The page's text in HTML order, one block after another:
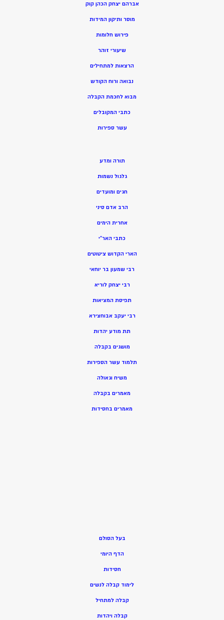
אברהם יצחק הכהן קוק
מוסר ותיקון המידות
פירוש חלומות
שיעורי זוהר
הרצאות למתחילים
נבואה ורוח הקודש
מבוא לחכמת הקבלה
כתבי המקובלים
עשר ספירות
תורה ומדע
גלגול נשמות
חגים ומועדים
הרב אדם סיני
אחרית הימים
כתבי האר”י
הארי הקדוש ציטוטים
רבי שמעון בר יוחאי
רבי יצחק לוריא
תפיסת המציאות
רבי יעקב אבוחצירא
תת מודע יהדות
מושגים בקבלה
תלמוד עשר הספירות
משיח וגאולה
מאמרים בקבלה
מאמרים בחסידות
בעל הסולם
הדף היומי
חסידות
לימוד קבלה לנשים
קבלה למתחיל
קבלה ויהדות